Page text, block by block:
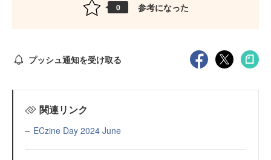
0 参考になった
プッシュ通知を受け取る
関連リンク
ECzine Day 2024 June